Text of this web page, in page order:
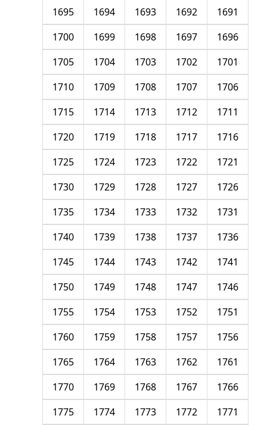
1691
1692
1693
1694
1695
1696
1697
1698
1699
1700
1701
1702
1703
1704
1705
1706
1707
1708
1709
1710
1711
1712
1713
1714
1715
1716
1717
1718
1719
1720
1721
1722
1723
1724
1725
1726
1727
1728
1729
1730
1731
1732
1733
1734
1735
1736
1737
1738
1739
1740
1741
1742
1743
1744
1745
1746
1747
1748
1749
1750
1751
1752
1753
1754
1755
1756
1757
1758
1759
1760
1761
1762
1763
1764
1765
1766
1767
1768
1769
1770
1771
1772
1773
1774
1775